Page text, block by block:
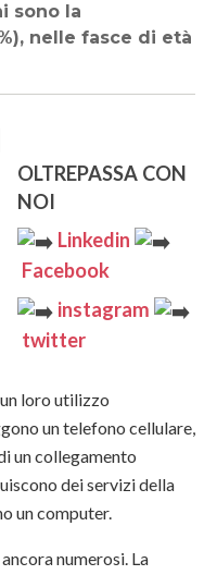
sono la
nelle fasce di età
OLTREPASSA CON
NOI
Linkedin
Facebook
instagram
twitter
loro utilizzo
un telefono cellulare,
un collegamento
dei servizi della
un computer.
numerosi. La